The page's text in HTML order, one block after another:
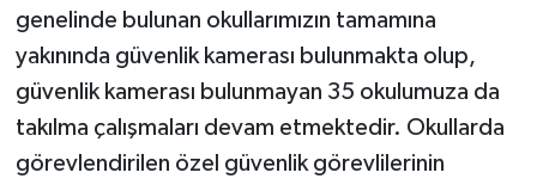
genelinde bulunan okullarımızın tamamına
yakınında güvenlik kamerası bulunmakta olup,
güvenlik kamerası bulunmayan 35 okulumuza da
takılma çalışmaları devam etmektedir. Okullarda
görevlendirilen özel güvenlik görevlilerinin